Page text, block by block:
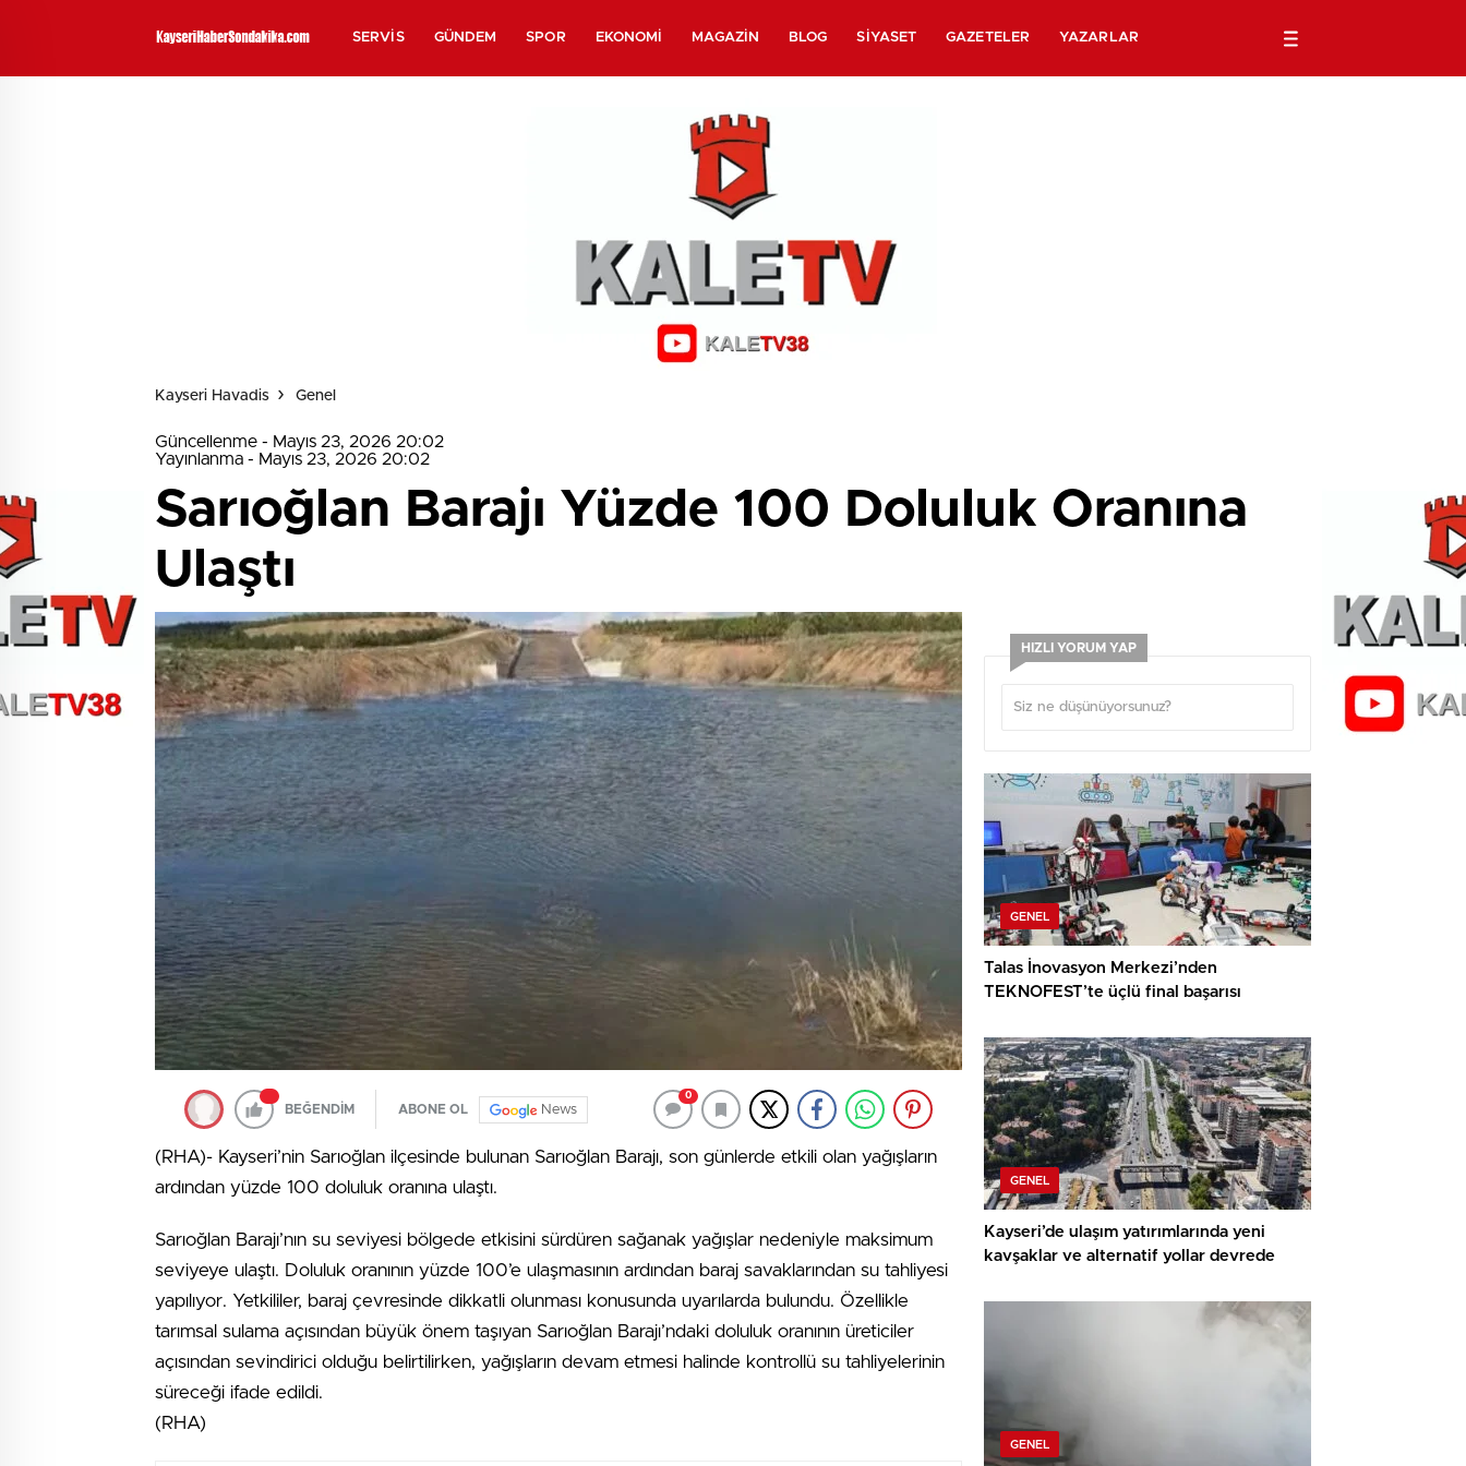
SERVIS GÜNDEM SPOR EKONOMI MAGAZIN BLOG SIYASET GAZETELER YAZARLAR
Kayseri Havadis Genel
Güncellenme - Mayıs 23, 2026 20:02
Yayınlanma - Mayıs 23, 2026 20:02
Sarıoğlan Barajı Yüzde 100 Doluluk Oranına
Ulaştı
BEĞENDİM ABONE OL News
0
(RHA)- Kayseri’nin Sarıoğlan ilçesinde bulunan Sarıoğlan Barajı, son günlerde etkili olan yağışların
ardından yüzde 100 doluluk oranına ulaştı.
Sarıoğlan Barajı’nın su seviyesi bölgede etkisini sürdüren sağanak yağışlar nedeniyle maksimum
seviyeye ulaştı. Doluluk oranının yüzde 100’e ulaşmasının ardından baraj savaklarından su tahliyesi
yapılıyor. Yetkililer, baraj çevresinde dikkatli olunması konusunda uyarılarda bulundu. Özellikle
tarımsal sulama açısından büyük önem taşıyan Sarıoğlan Barajı’ndaki doluluk oranının üreticiler
açısından sevindirici olduğu belirtilirken, yağışların devam etmesi halinde kontrollü su tahliyelerinin
süreceği ifade edildi.
(RHA)
HIZLI YORUM YAP
GENEL
Talas İnovasyon Merkezi’nden
TEKNOFEST’te üçlü final başarısı
GENEL
Kayseri’de ulaşım yatırımlarında yeni
kavşaklar ve alternatif yollar devrede
GENEL